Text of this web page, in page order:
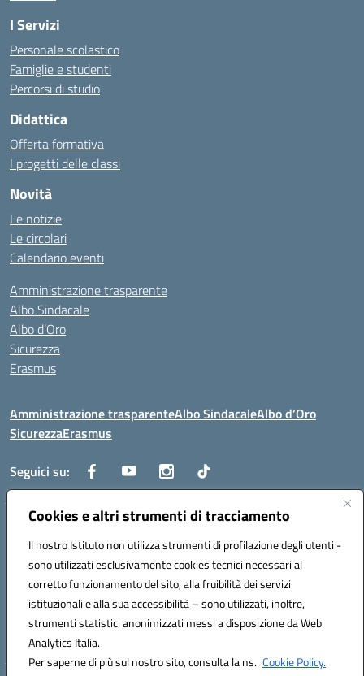
Cookies e altri strumenti di tracciamento
Il nostro Istituto non utilizza strumenti di profilazione degli utenti -
sono utilizzati esclusivamente cookies tecnici necessari al
corretto funzionamento del sito, alla fruibilità dei servizi
istituzionali e alla sua accessibilità – sono utilizzati, inoltre,
strumenti statistici anonimizzati messi a disposizione da Web
Analytics Italia.
Per saperne di più sul nostro sito, consulta la ns. Cookie Policy.
I Servizi
Personale scolastico
Famiglie e studenti
Percorsi di studio
Didattica
Offerta formativa
I progetti delle classi
Novità
Le notizie
Le circolari
Calendario eventi
Amministrazione trasparente
Albo Sindacale
Albo d’Oro
Sicurezza
Erasmus
Amministrazione trasparenteAlbo SindacaleAlbo d’Oro
SicurezzaErasmus
Seguici su:
Centralino:0885.426034 Email:FGTD02000P@istruzione.it
Posta elettronica certificata (PEC):fgtd02000p@pec.istruzione.it
Codice fiscale: 81002930717
Codice meccanografico:FGTD02000P
Codice unico di fatturazione (CUF): UFUN7Y